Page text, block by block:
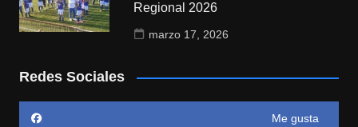
Regional 2026
marzo 17, 2026
Redes Sociales
Me gusta